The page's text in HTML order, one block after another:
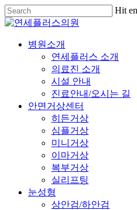
Skip
to
main
content
Hit
Close
Menu
병원소개
연세플러스 소개
의료진 소개
시설 안내
진료안내/오시는 길
안면거상센터
히든거상
심플거상
미니거상
이마거상
복부거상
실리프팅
눈성형
상안검/하안검